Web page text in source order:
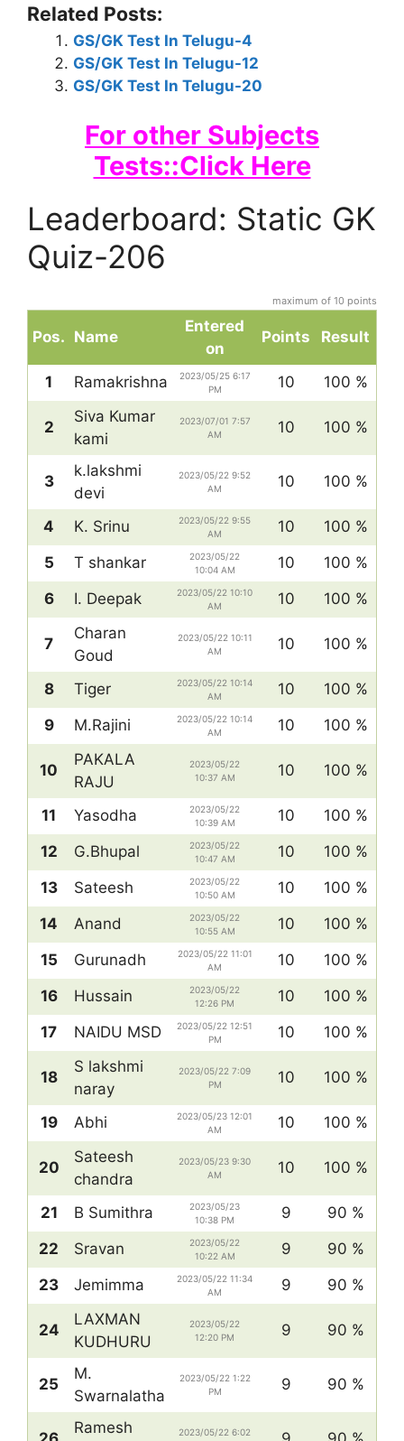
Related Posts:
GS/GK Test In Telugu-4
GS/GK Test In Telugu-12
GS/GK Test In Telugu-20
For other Subjects
Tests::Click Here
Leaderboard: Static GK
Quiz-206
maximum of 10 points
Pos. Name
Entered
on
Points Result
1 Ramakrishna
2023/05/25 6:17
PM
10 100 %
2
Siva Kumar
kami
2023/07/01 7:57
AM
10 100 %
3
k.lakshmi
devi
2023/05/22 9:52
AM
10 100 %
4 K. Srinu
2023/05/22 9:55
AM
10
100 %
5
T shankar
2023/05/22
10:04 AM
10
100 %
6
I. Deepak
2023/05/22 10:10
AM
10 100 %
7
Charan
Goud
2023/05/22 10:11
AM
10 100 %
8 Tiger
2023/05/22 10:14
AM
10
100 %
9
M.Rajini
2023/05/22 10:14
AM
10 100 %
10
PAKALA
RAJU
2023/05/22
10:37 AM
10 100 %
11 Yasodha
2023/05/22
10:39 AM
10
100 %
12
G.Bhupal
2023/05/22
10:47 AM
10
100 %
13
Sateesh
2023/05/22
10:50 AM
10
100 %
14
Anand
2023/05/22
10:55 AM
10
100 %
15
Gurunadh
2023/05/22 11:01
AM
10
100 %
16
Hussain
2023/05/22
12:26 PM
10
100 %
17
NAIDU MSD
2023/05/22 12:51
PM
10 100 %
18
S lakshmi
naray
2023/05/22 7:09
PM
10 100 %
19 Abhi
2023/05/23 12:01
AM
10 100 %
20
Sateesh
chandra
2023/05/23 9:30
AM
10 100 %
21 B Sumithra
2023/05/23
10:38 PM
9
90 %
22
Sravan
2023/05/22
10:22 AM
9
90 %
23
Jemimma
2023/05/22 11:34
AM
9 90 %
24
LAXMAN
KUDHURU
2023/05/22
12:20 PM
9 90 %
25
M.
Swarnalatha
2023/05/22 1:22
PM
9 90 %
Ramesh
2023/05/22 6:02